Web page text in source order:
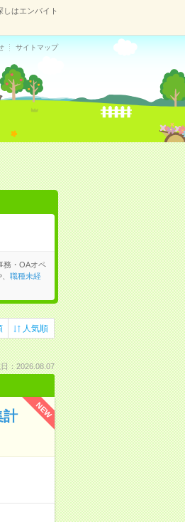
はエンバイト
サイトマップ
務・OAオペ
職種未経
人気順
：2026.08.07
NEW
計